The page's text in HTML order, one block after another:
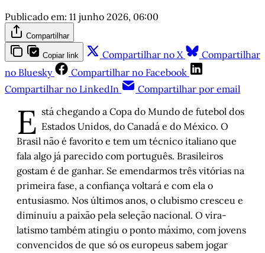
Publicado em: 11 junho 2026, 06:00
Compartilhar
Copiar link Compartilhar no X
Compartilhar
no Bluesky
Compartilhar no Facebook
Compartilhar no LinkedIn
Compartilhar por email
E stá chegando a Copa do Mundo de futebol dos
Estados Unidos, do Canadá e do México. O
Brasil não é favorito e tem um técnico italiano que
fala algo já parecido com português. Brasileiros
gostam é de ganhar. Se emendarmos três vitórias na
primeira fase, a confiança voltará e com ela o
entusiasmo. Nos últimos anos, o clubismo cresceu e
diminuiu a paixão pela seleção nacional. O vira-
latismo também atingiu o ponto máximo, com jovens
convencidos de que só os europeus sabem jogar